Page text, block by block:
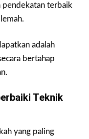
pendekatan terbaik
adalah
bertahap
Teknik
yang paling